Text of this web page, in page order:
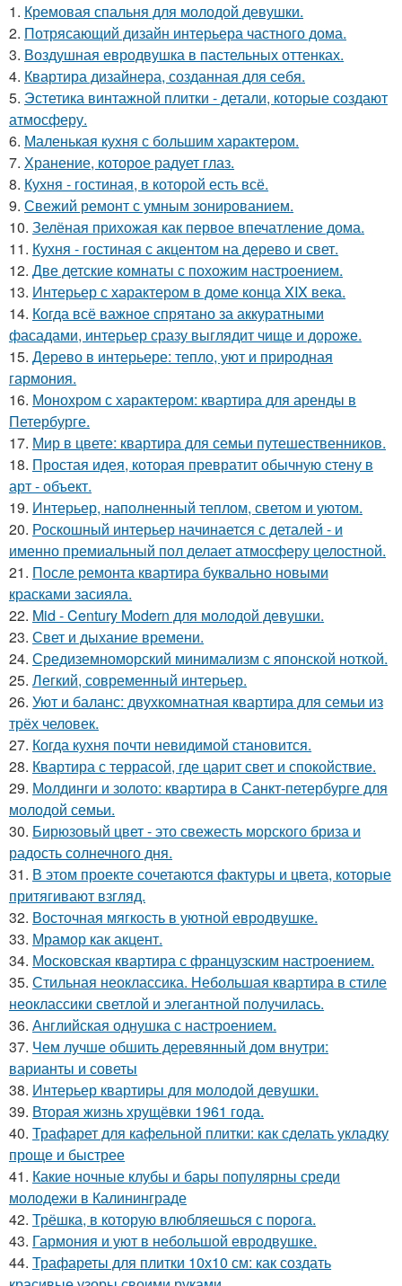
1. Кремовая спальня для молодой девушки.
2. Потрясающий дизайн интерьера частного дома.
3. Воздушная евродвушка в пастельных оттенках.
4. Квартира дизайнера, созданная для себя.
5. Эстетика винтажной плитки - детали, которые создают
атмосферу.
6. Маленькая кухня с большим характером.
7. Хранение, которое радует глаз.
8. Кухня - гостиная, в которой есть всё.
9. Свежий ремонт с умным зонированием.
10. Зелёная прихожая как первое впечатление дома.
11. Кухня - гостиная с акцентом на дерево и свет.
12. Две детские комнаты с похожим настроением.
13. Интерьер с характером в доме конца XIX века.
14. Когда всё важное спрятано за аккуратными
фасадами, интерьер сразу выглядит чище и дороже.
15. Дерево в интерьере: тепло, уют и природная
гармония.
16. Монохром с характером: квартира для аренды в
Петербурге.
17. Мир в цвете: квартира для семьи путешественников.
18. Простая идея, которая превратит обычную стену в
арт - объект.
19. Интерьер, наполненный теплом, светом и уютом.
20. Роскошный интерьер начинается с деталей - и
именно премиальный пол делает атмосферу целостной.
21. После ремонта квартира буквально новыми
красками засияла.
22. Mid - Century Modern для молодой девушки.
23. Свет и дыхание времени.
24. Средиземноморский минимализм с японской ноткой.
25. Легкий, современный интерьер.
26. Уют и баланс: двухкомнатная квартира для семьи из
трёх человек.
27. Когда кухня почти невидимой становится.
28. Квартира с террасой, где царит свет и спокойствие.
29. Молдинги и золото: квартира в Санкт-петербурге для
молодой семьи.
30. Бирюзовый цвет - это свежесть морского бриза и
радость солнечного дня.
31. В этом проекте сочетаются фактуры и цвета, которые
притягивают взгляд.
32. Восточная мягкость в уютной евродвушке.
33. Мрамор как акцент.
34. Московская квартира с французским настроением.
35. Стильная неоклассика. Небольшая квартира в стиле
неоклассики светлой и элегантной получилась.
36. Английская однушка с настроением.
37. Чем лучше обшить деревянный дом внутри:
варианты и советы
38. Интерьер квартиры для молодой девушки.
39. Вторая жизнь хрущёвки 1961 года.
40. Трафарет для кафельной плитки: как сделать укладку
проще и быстрее
41. Какие ночные клубы и бары популярны среди
молодежи в Калининграде
42. Трёшка, в которую влюбляешься с порога.
43. Гармония и уют в небольшой евродвушке.
44. Трафареты для плитки 10х10 см: как создать